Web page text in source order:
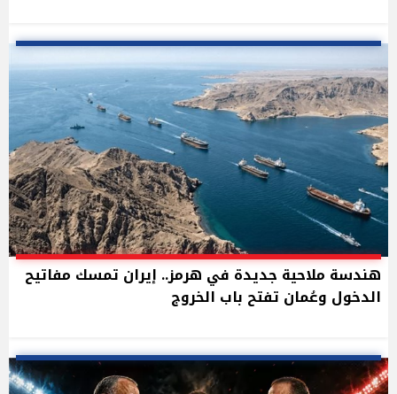
هندسة ملاحية جديدة في هرمز.. إيران تمسك مفاتيح
الدخول وعُمان تفتح باب الخروج